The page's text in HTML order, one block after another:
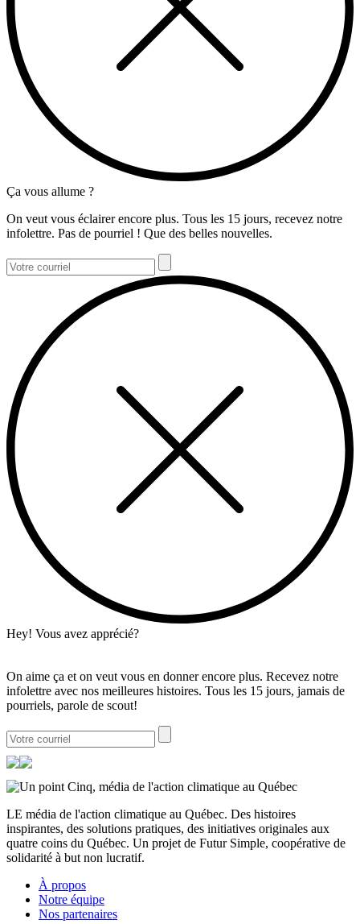
Ça vous allume ?
On veut vous éclairer encore plus. Tous les 15 jours, recevez notre
infolettre. Pas de pourriel ! Que des belles nouvelles.
Hey! Vous avez apprécié?
On aime ça et on veut vous en donner encore plus. Recevez notre
infolettre avec nos meilleures histoires. Tous les 15 jours, jamais de
pourriels, parole de scout!
LE média de l'action climatique au Québec. Des histoires
inspirantes, des solutions pratiques, des initiatives originales aux
quatre coins du Québec. Un projet de Futur Simple, coopérative de
solidarité à but non lucratif.
À propos
Notre équipe
Nos partenaires